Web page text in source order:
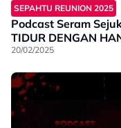
SEPAHTU REUNION 2025
Podcast Seram
TIDUR DENGAN
20/02/2025